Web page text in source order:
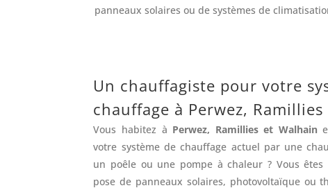
panneaux solaires ou de systèmes de
Un chauffagiste pour votre
chauffage à Perwez,
Vous habitez à Perwez, Ramillies et Walhain
votre système de chauffage actuel par une
un poêle ou une pompe à chaleur ? Vous
pose de panneaux solaires, photovoltaïque ou